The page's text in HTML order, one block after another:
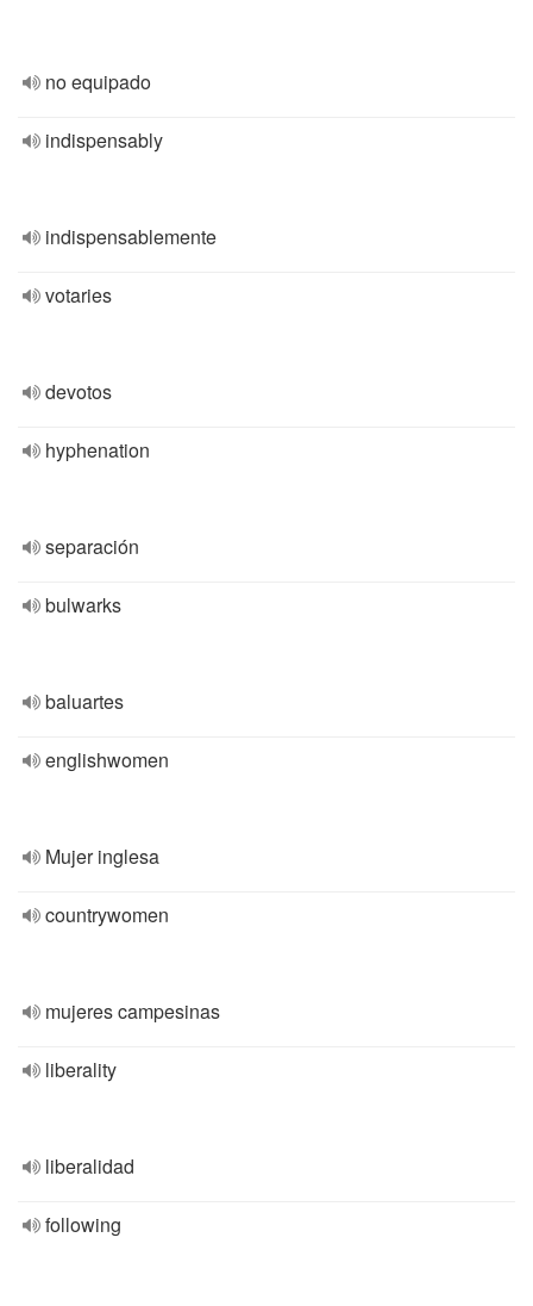
no equipado
indispensably
indispensablemente
votaries
devotos
hyphenation
separación
bulwarks
baluartes
englishwomen
Mujer inglesa
countrywomen
mujeres campesinas
liberality
liberalidad
following